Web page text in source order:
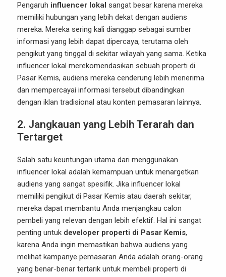
Pengaruh influencer lokal sangat besar karena mereka
memiliki hubungan yang lebih dekat dengan audiens
mereka. Mereka sering kali dianggap sebagai sumber
informasi yang lebih dapat dipercaya, terutama oleh
pengikut yang tinggal di sekitar wilayah yang sama. Ketika
influencer lokal merekomendasikan sebuah properti di
Pasar Kemis, audiens mereka cenderung lebih menerima
dan mempercayai informasi tersebut dibandingkan
dengan iklan tradisional atau konten pemasaran lainnya.
2. Jangkauan yang Lebih Terarah dan
Tertarget
Salah satu keuntungan utama dari menggunakan
influencer lokal adalah kemampuan untuk menargetkan
audiens yang sangat spesifik. Jika influencer lokal
memiliki pengikut di Pasar Kemis atau daerah sekitar,
mereka dapat membantu Anda menjangkau calon
pembeli yang relevan dengan lebih efektif. Hal ini sangat
penting untuk developer properti di Pasar Kemis,
karena Anda ingin memastikan bahwa audiens yang
melihat kampanye pemasaran Anda adalah orang-orang
yang benar-benar tertarik untuk membeli properti di